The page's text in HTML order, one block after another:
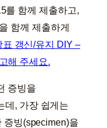
를 함께 제출하고,
함께 제출하게
표 갱신/유지 DIY –
해 주세요.
증빙을
데, 가장 쉽게는
증빙(specimen)을